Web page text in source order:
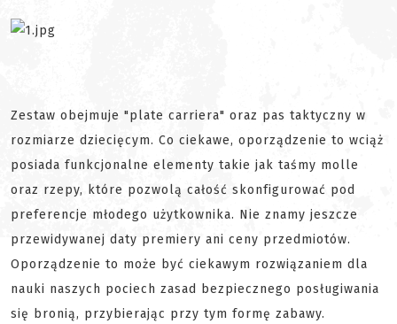
Zestaw obejmuje "plate carriera" oraz pas taktyczny w
rozmiarze dziecięcym. Co ciekawe, oporządzenie to wciąż
posiada funkcjonalne elementy takie jak taśmy molle
oraz rzepy, które pozwolą całość skonfigurować pod
preferencje młodego użytkownika. Nie znamy jeszcze
przewidywanej daty premiery ani ceny przedmiotów.
Oporządzenie to może być ciekawym rozwiązaniem dla
nauki naszych pociech zasad bezpiecznego posługiwania
się bronią, przybierając przy tym formę zabawy.